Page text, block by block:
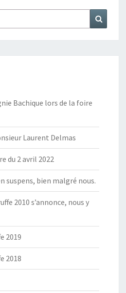
Bachique lors de la foire
Laurent Delmas
du 2 avril 2022
suspens, bien malgré nous.
2010 s’annonce, nous y
2019
2018